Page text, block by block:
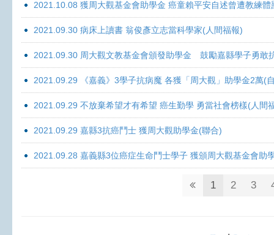
2021.10.08 獲周大觀基金會助學金 癌童賴平安自述曾遭教練體
2021.09.30 病床上讀書 翁俊彥立志當科學家(人間福報)
2021.09.30 周大觀文教基金會頒發助學金 鼓勵嘉縣學子勇敢
2021.09.29 《嘉義》3學子抗病魔 各獲「周大觀」助學金2萬(
2021.09.29 不放棄希望才有希望 癌生勤學 勇當社會榜樣(人間
2021.09.29 嘉縣3抗癌鬥士 獲周大觀助學金(聯合)
2021.09.28 嘉義縣3位癌症生命鬥士學子 獲頒周大觀基金會助
1 2 3